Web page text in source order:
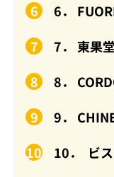
6．
7． 東果堂
8．
9．
10． ビ